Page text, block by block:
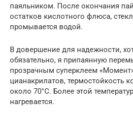
паяльником. После окончания
остатков кислотного флюса,
промывается водой.
В довершение для надежности,
обязательно, я припаянную
прозрачным суперклеем
цианакрилатов, термостойкость
около 70°С. Более этой
нагревается.